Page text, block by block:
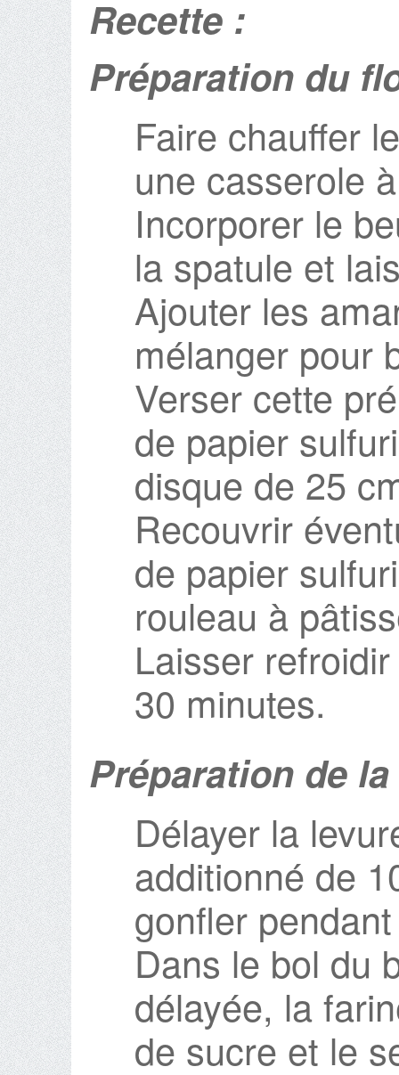
Recette :
Préparation du
Faire chauffer
une casserole
Incorporer le
la spatule et
Ajouter les
mélanger pour
Verser cette
de papier
disque de 25
Recouvrir
de papier
rouleau à
Laisser
30 minutes.
Préparation de
Délayer la
additionné de
gonfler
Dans le bol du
délayée, la
de sucre et le